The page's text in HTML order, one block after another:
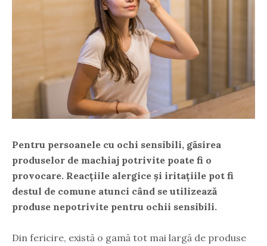
Pentru persoanele cu ochi sensibili, găsirea
produselor de machiaj potrivite poate fi o
provocare. Reacțiile alergice și iritațiile pot fi
destul de comune atunci când se utilizează
produse nepotrivite pentru ochii sensibili.
Din fericire, există o gamă tot mai largă de produse